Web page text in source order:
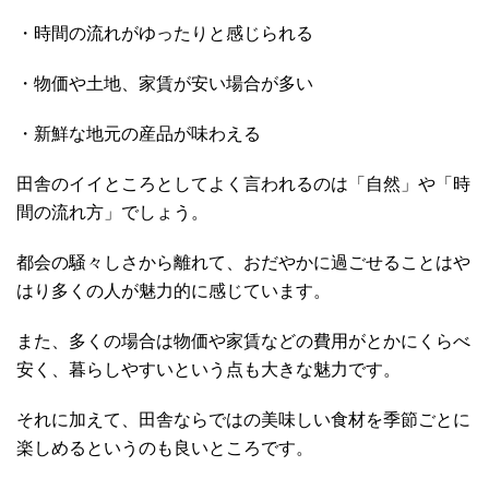
・時間の流れがゆったりと感じられる
・物価や土地、家賃が安い場合が多い
・新鮮な地元の産品が味わえる
田舎のイイところとしてよく言われるのは「自然」や「時
間の流れ方」でしょう。
都会の騒々しさから離れて、おだやかに過ごせることはや
はり多くの人が魅力的に感じています。
また、多くの場合は物価や家賃などの費用がとかにくらべ
安く、暮らしやすいという点も大きな魅力です。
それに加えて、田舎ならではの美味しい食材を季節ごとに
楽しめるというのも良いところです。